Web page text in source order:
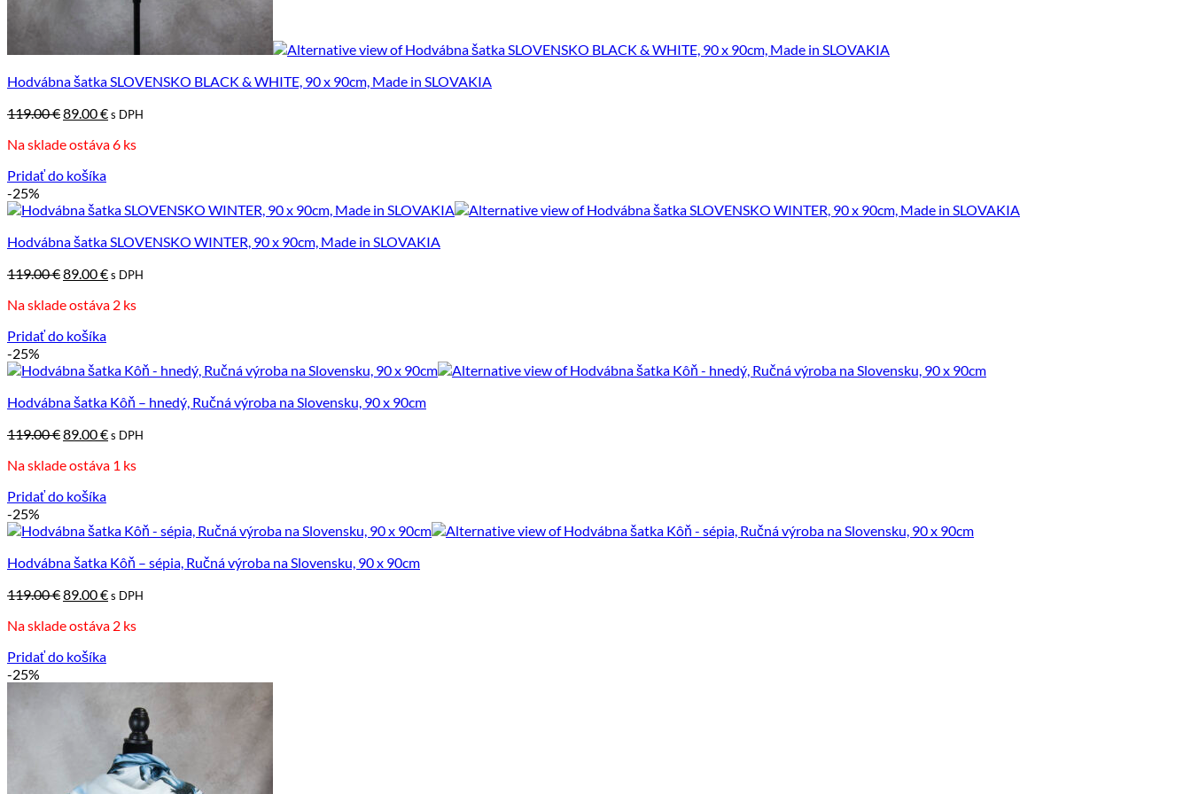
Žiadne produkty v košíku.
Vrátiť sa do obchodu
Hodvábna šatka SLOVENSKO BLACK & WHITE, 90 x 90cm, Made in SLOVAKIA
119.00€Pôvodná
bola:
89.00€Aktuálna
je:
s DPH
Na sklade ostáva 6 ks
Pridať do košíka
-25%
Hodvábna šatka SLOVENSKO WINTER, 90 x 90cm, Made in SLOVAKIA
119.00€Pôvodná
bola:
89.00€Aktuálna
je:
s DPH
Na sklade ostáva 2 ks
Pridať do košíka
-25%
Hodvábna šatka Kôň – hnedý, Ručná výroba na Slovensku, 90 x 90cm
119.00€Pôvodná
bola:
89.00€Aktuálna
je:
s DPH
Na sklade ostáva 1 ks
Pridať do košíka
-25%
Hodvábna šatka Kôň – sépia, Ručná výroba na Slovensku, 90 x 90cm
119.00€Pôvodná
bola:
89.00€Aktuálna
je:
s DPH
Na sklade ostáva 2 ks
Pridať do košíka
-25%